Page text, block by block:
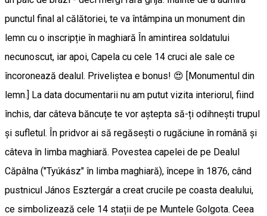
punctul final al călătoriei, te va întâmpina un monument din
lemn cu o inscripție în maghiară În amintirea soldatului
necunoscut, iar apoi, Capela cu cele 14 cruci ale sale ce
încoronează dealul. Priveliștea e bonus! 😍 [Monumentul din
lemn.] La data documentarii nu am putut vizita interiorul, fiind
închis, dar câteva băncuțe te vor aștepta să-ți odihnești trupul
și sufletul. În pridvor ai să regăsești o rugăciune în română și
câteva în limba maghiară. Povestea capelei de pe Dealul
Căpâlna ("Tyúkász" în limba maghiară), începe în 1876, când
pustnicul János Esztergár a creat crucile pe coasta dealului,
ce simbolizează cele 14 stații de pe Muntele Golgota. Ceea